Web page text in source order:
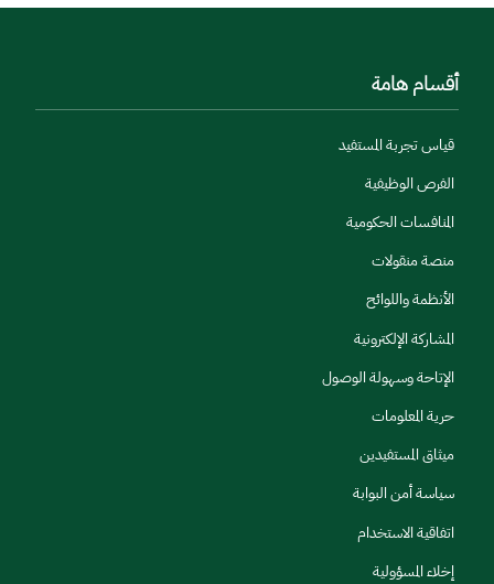
أقسام هامة
قياس تجربة المستفيد
الفرص الوظيفية
المنافسات الحكومية
منصة منقولات
الأنظمة واللوائح
المشاركة الإلكترونية
الإتاحة وسهولة الوصول
حرية المعلومات
ميثاق المستفيدين
سياسة أمن البوابة
اتفاقية الاستخدام
إخلاء المسؤولية